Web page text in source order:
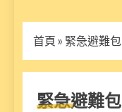
首頁 » 緊急避難包
緊急避難包